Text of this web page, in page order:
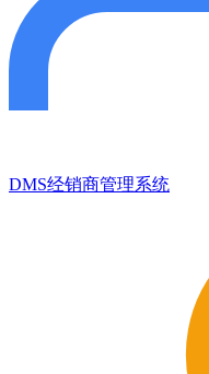
DMS经销商管理系统